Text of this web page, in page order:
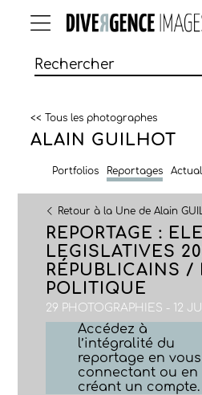
<< Tous les photographes
ALAIN GUILHOT
Portfolios Reportages
Retour à la Une de Alain
REPORTAGE :
LEGISLATIVES
RÉPUBLICAINS /
POLITIQUE
29 PHOTOGRAPHIES - 12
Accédez à
l’intégralité du
reportage en vous
connectant ou en
créant un compte.